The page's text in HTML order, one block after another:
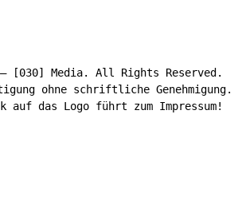
[030] Media. All Rights Reserved.
ohne schriftliche Genehmigung.
auf das Logo führt zum Impressum!